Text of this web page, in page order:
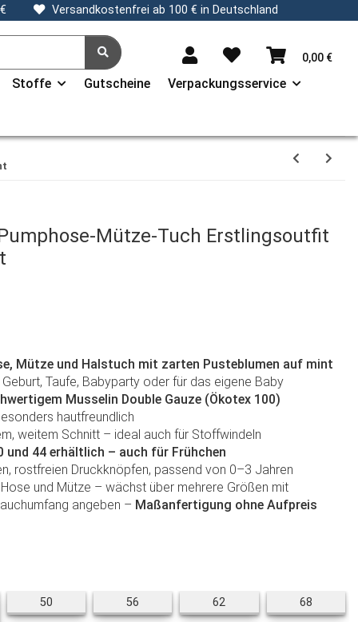
Versandkostenfrei ab 100 € in Deutschland
0,00 €
Stoffe Gutscheine Verpackungsservice
Mütze-Tuch Erstlingsoutfit
Mütze und Halstuch mit zarten Pusteblumen auf mint
Taufe, Babyparty oder für das eigene Baby
Musselin Double Gauze (Ökotex 100)
hautfreundlich
weitem Schnitt – ideal auch für Stoffwindeln
und 44 erhältlich – auch für Frühchen
rostfreien Druckknöpfen, passend von 0–3 Jahren
und Mütze – wächst über mehrere Größen mit
angeben – Maßanfertigung ohne Aufpreis
(Frühchen)
5050 56 62 6868